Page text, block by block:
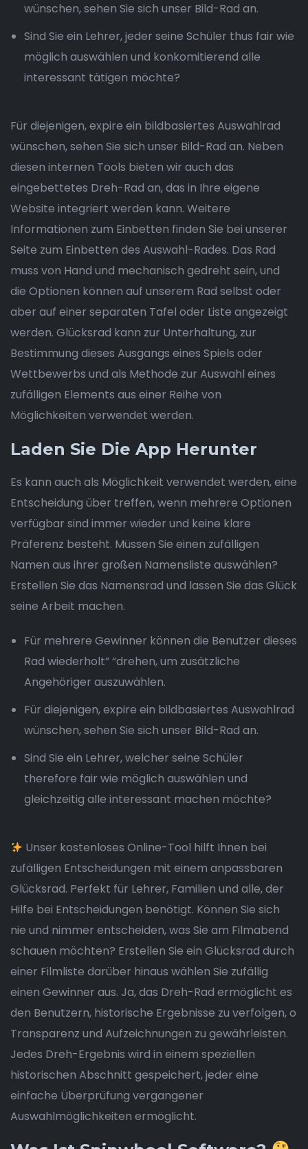
wünschen, sehen Sie sich unser Bild-Rad an.
Sind Sie ein Lehrer, jeder seine Schüler thus fair wie
möglich auswählen und konkomitierend alle
interessant tätigen möchte?
Für diejenigen, expire ein bildbasiertes Auswahlrad
wünschen, sehen Sie sich unser Bild-Rad an. Neben
diesen internen Tools bieten wir auch das
eingebettetes Dreh-Rad an, das in Ihre eigene
Website integriert werden kann. Weitere
Informationen zum Einbetten finden Sie bei unserer
Seite zum Einbetten des Auswahl-Rades. Das Rad
muss von Hand und mechanisch gedreht sein, und
die Optionen können auf unserem Rad selbst oder
aber auf einer separaten Tafel oder Liste angezeigt
werden. Glücksrad kann zur Unterhaltung, zur
Bestimmung dieses Ausgangs eines Spiels oder
Wettbewerbs und als Methode zur Auswahl eines
zufälligen Elements aus einer Reihe von
Möglichkeiten verwendet werden.
Laden Sie Die App Herunter
Es kann auch als Möglichkeit verwendet werden, eine
Entscheidung über treffen, wenn mehrere Optionen
verfügbar sind immer wieder und keine klare
Präferenz besteht. Müssen Sie einen zufälligen
Namen aus ihrer großen Namensliste auswählen?
Erstellen Sie das Namensrad und lassen Sie das Glück
seine Arbeit machen.
Für mehrere Gewinner können die Benutzer dieses
Rad wiederholt” “drehen, um zusätzliche
Angehöriger auszuwählen.
Für diejenigen, expire ein bildbasiertes Auswahlrad
wünschen, sehen Sie sich unser Bild-Rad an.
Sind Sie ein Lehrer, welcher seine Schüler
therefore fair wie möglich auswählen und
gleichzeitig alle interessant machen möchte?
Unser kostenloses Online-Tool hilft Ihnen bei
zufälligen Entscheidungen mit einem anpassbaren
Glücksrad. Perfekt für Lehrer, Familien und alle, der
Hilfe bei Entscheidungen benötigt. Können Sie sich
nie und nimmer entscheiden, was Sie am Filmabend
schauen möchten? Erstellen Sie ein Glücksrad durch
einer Filmliste darüber hinaus wählen Sie zufällig
einen Gewinner aus. Ja, das Dreh-Rad ermöglicht es
den Benutzern, historische Ergebnisse zu verfolgen, o
Transparenz und Aufzeichnungen zu gewährleisten.
Jedes Dreh-Ergebnis wird in einem speziellen
historischen Abschnitt gespeichert, jeder eine
einfache Überprüfung vergangener
Auswahlmöglichkeiten ermöglicht.